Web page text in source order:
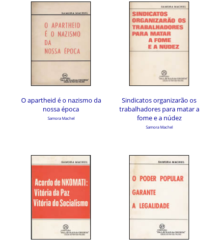
O apartheid é o nazismo da
nossa época
Samora Machel
Sindicatos organizarão os
trabalhadores para matar a
fome e a núdez
Samora Machel